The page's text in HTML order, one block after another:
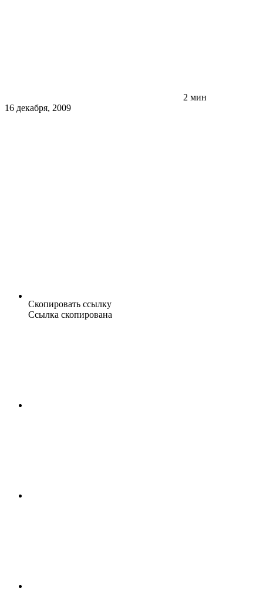
2 мин
16 декабря, 2009
Скопировать ссылку
Ссылка скопирована